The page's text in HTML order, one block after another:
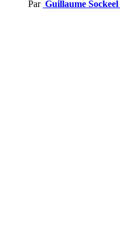
Par Guillaume Sockeel